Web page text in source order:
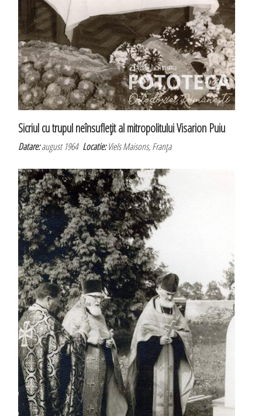
Sicriul cu trupul neînsufleţit al mitropolitului Visarion Puiu
Datare:august 1964Locatie:Viels Maisons, Franţa